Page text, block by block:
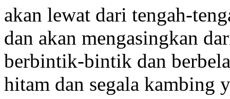
akan lewat dari tengah-
dan akan mengasingkan
berbintik-bintik dan
hitam dan segala kambing